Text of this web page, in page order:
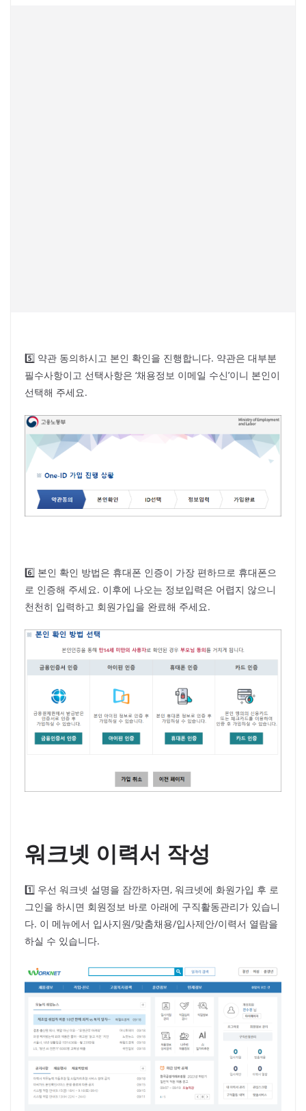
5️⃣ 약관 동의하시고 본인 확인을 진행합니다. 약관은 대부분
필수사항이고 선택사항은 ‘채용정보 이메일 수신’이니 본인이
선택해 주세요.
6️⃣ 본인 확인 방법은 휴대폰 인증이 가장 편하므로 휴대폰으
로 인증해 주세요. 이후에 나오는 정보입력은 어렵지 않으니
천천히 입력하고 회원가입을 완료해 주세요.
워크넷 이력서 작성
1️⃣ 우선 워크넷 설명을 잠깐하자면, 워크넷에 화원가입 후 로
그인을 하시면 회원정보 바로 아래에 구직활동관리가 있습니
다. 이 메뉴에서 입사지원/맞춤채용/입사제안/이력서 열람을
하실 수 있습니다.